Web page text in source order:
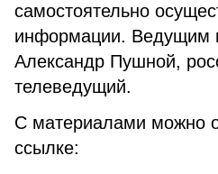
самостоятельно
информации. Ведущим
Александр Пушной,
телеведущий.
С материалами можно
ссылке: